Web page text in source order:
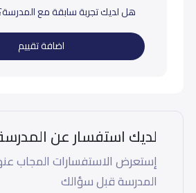
هل لديك تجربة سابقة مع
اضافة تقييم
لديك استفسار عن
إستعرض الاستفسارات المجاب
المدرسة قبل سؤالك